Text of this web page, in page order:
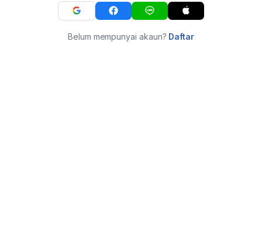
Belum mempunyai akaun? Daftar